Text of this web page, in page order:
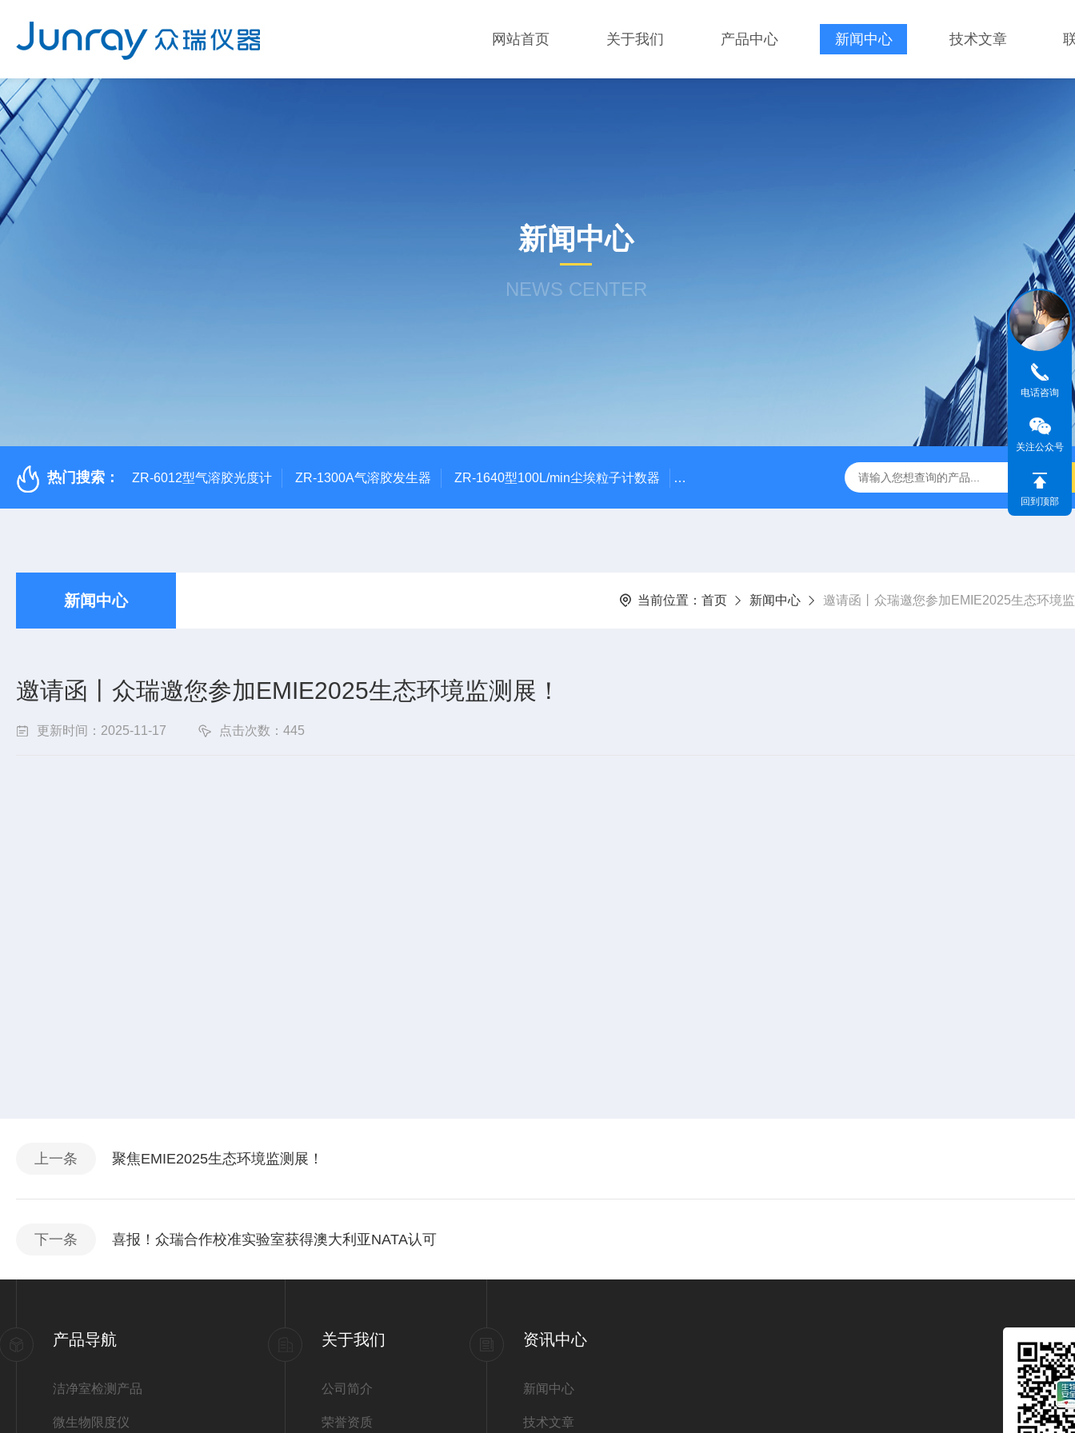
网站首页 关于我们 产品中心 新闻中心 技术文章
新闻中心
NEWS CENTER
热门搜索： ZR-6012型气溶胶光度计 ZR-1300A气溶胶发生器 ZR-1640型100L/min尘埃粒子计数器 ZR-1630型28.3L/min尘埃粒子计数器 ZR-2050A型空气浮游菌采
新闻中心 当前位置： 首页 新闻中心 邀请函丨众瑞邀您参加EMIE2025生态环境
邀请函丨众瑞邀您参加EMIE2025生态环境监测展！
更新时间：2025-11-17 点击次数：445
上一条 聚焦EMIE2025生态环境监测展！
下一条 喜报！众瑞合作校准实验室获得澳大利亚NATA认可
产品导航
洁净室检测产品
微生物限度仪
关于我们
公司简介
荣誉资质
资讯中心
新闻中心
技术文章
电话咨询
关注公众号
回到顶部